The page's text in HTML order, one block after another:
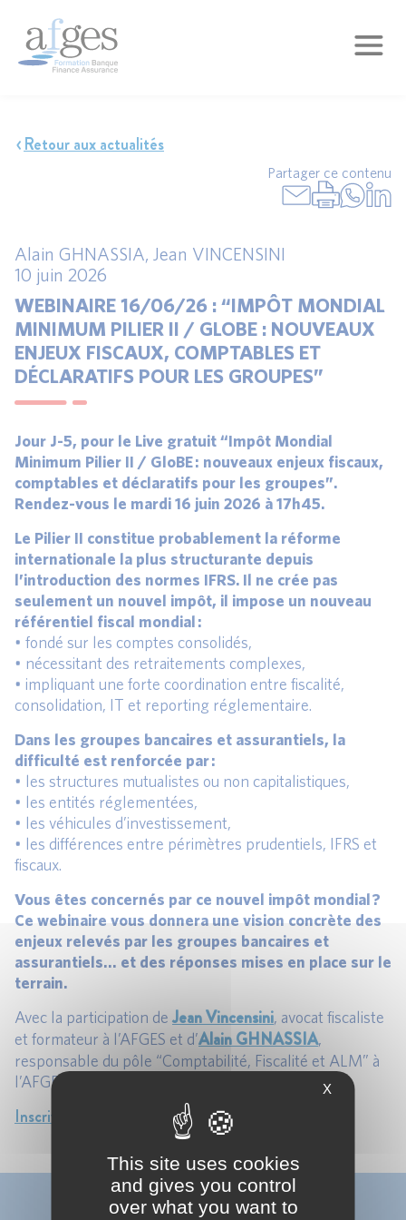
Retour aux actualités
Partager ce contenu
Alain GHNASSIA, Jean VINCENSINI
10 juin 2026
WEBINAIRE 16/06/26 : “IMPÔT MONDIAL
MINIMUM PILIER II / GLOBE : NOUVEAUX
ENJEUX FISCAUX, COMPTABLES ET
DÉCLARATIFS POUR LES GROUPES”
Jour J-5, pour le Live gratuit “Impôt Mondial
Minimum Pilier II / GloBE : nouveaux enjeux fiscaux,
comptables et déclaratifs pour les groupes”.
Rendez-vous le mardi 16 juin 2026 à 17h45.
Le Pilier II constitue probablement la réforme
internationale la plus structurante depuis
l’introduction des normes IFRS. Il ne crée pas
seulement un nouvel impôt, il impose un nouveau
référentiel fiscal mondial :
• fondé sur les comptes consolidés,
• nécessitant des retraitements complexes,
• impliquant une forte coordination entre fiscalité,
consolidation, IT et reporting réglementaire.
Dans les groupes bancaires et assurantiels, la
difficulté est renforcée par :
• les structures mutualistes ou non capitalistiques,
• les entités réglementées,
• les véhicules d’investissement,
• les différences entre périmètres prudentiels, IFRS et
fiscaux.
Vous êtes concernés par ce nouvel impôt mondial ?
Ce webinaire vous donnera une vision concrète des
enjeux relevés par les groupes bancaires et
assurantiels… et des réponses mises en place sur le
terrain.
Avec la participation de Jean Vincensini, avocat fiscaliste
et formateur à l’AFGES et d’Alain GHNASSIA,
responsable du pôle “Comptabilité, Fiscalité et ALM” à
l’AFGES.
Inscrivez-vous dès maintenant
X
This site uses cookies
and gives you control
over what you want to